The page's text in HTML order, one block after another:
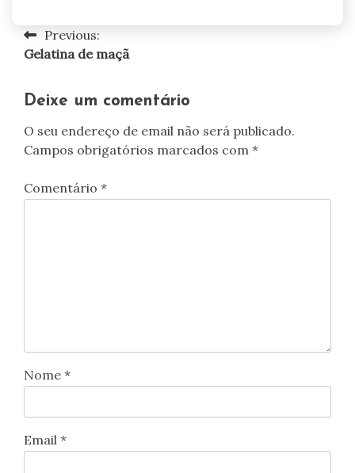
Navegação
artigos
Previous:
Gelatina de maçã
Deixe um comentário
O seu endereço de email não será publicado.
Campos obrigatórios marcados com *
Comentário *
Nome *
Email *